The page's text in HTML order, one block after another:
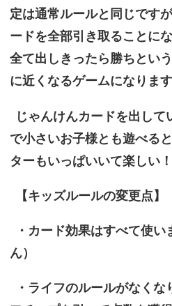
定は通常ルールと同じです
ードを全部引き取ることに
全て出しきったら勝ちとい
に近くなるゲームになります
じゃんけんカードを出し
で小さいお子様とも遊べる
ターもいっぱいいて楽しい！
【キッズルールの変更点】
・カード効果はすべて使
ん）
・ライフのルールがなく